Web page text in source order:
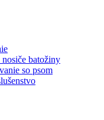
batožiny
so psom